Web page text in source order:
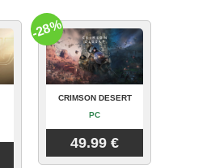
CRIMSON DESERT
PC
49.99 €
-28%